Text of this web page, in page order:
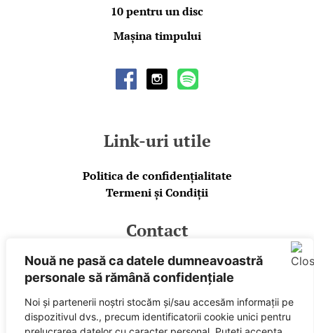
Nouă ne pasă ca datele dumneavoastră
personale să rămână confidențiale
Noi și partenerii noștri stocăm și/sau accesăm informații pe
dispozitivul dvs., precum identificatorii cookie unici pentru
10 pentru un disc
Mașina timpului
Link-uri utile
Politica de confidențialitate
Termeni și Condiții
Contact
E-mail
Facebook
Spotify